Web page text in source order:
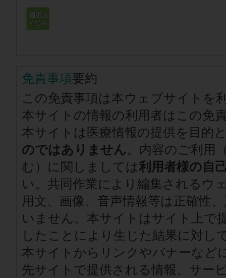
免責事項要約
この免責事項は本ウェブサイトを
本サイトの情報の利用者はこの免
本サイトは医療情報の提供を目的
のではありません。内容のご利用
む）に関しましては利用者様の自
い。共同作業により編集されるウ
用文、画像、音声情報等は正確性
いません。本サイトはサイト上で
したことにより生じた結果に対し
本サイトからリンクやバナーなど
先サイトで提供される情報、サー